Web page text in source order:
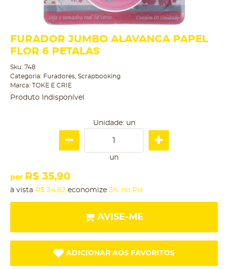
FURADOR JUMBO ALAVANCA PAPEL
FLOR 6 PETALAS
Sku: 748
Categoria: Furadores Scrapbooking
Marca: TOKE E CRIE
Produto Indisponível
Unidade: un
un
por R$ 35,90
à vista R$ 34,82 economize 3% no Pix
AVISE-ME
ADICIONAR AOS FAVORITOS